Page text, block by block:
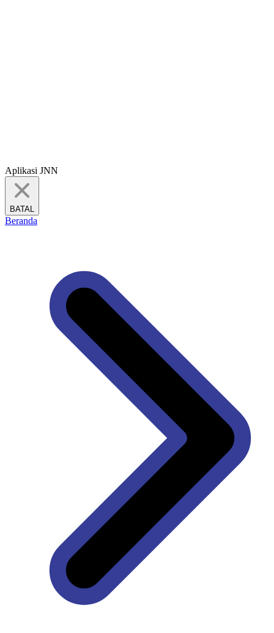
Aplikasi JNN
BATAL
Beranda